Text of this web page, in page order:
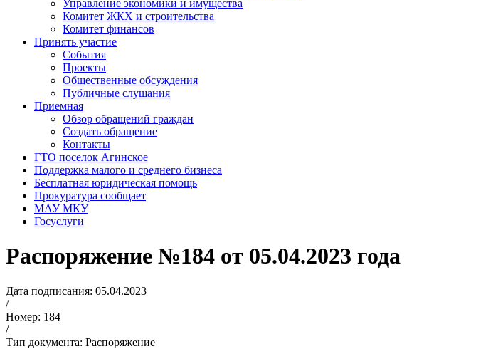
Управление экономики и имущества
Комитет ЖКХ и строительства
Комитет финансов
Принять участие
События
Проекты
Общественные обсуждения
Публичные слушания
Приемная
Обзор обращений граждан
Создать обращение
Контакты
ГТО поселок Агинское
Поддержка малого и среднего бизнеса
Бесплатная юридическая помощь
Прокуратура сообщает
МАУ МКУ
Госуслуги
Распоряжение №184 от 05.04.2023 года
Дата подписания: 05.04.2023
/
Номер: 184
/
Тип документа: Распоряжение